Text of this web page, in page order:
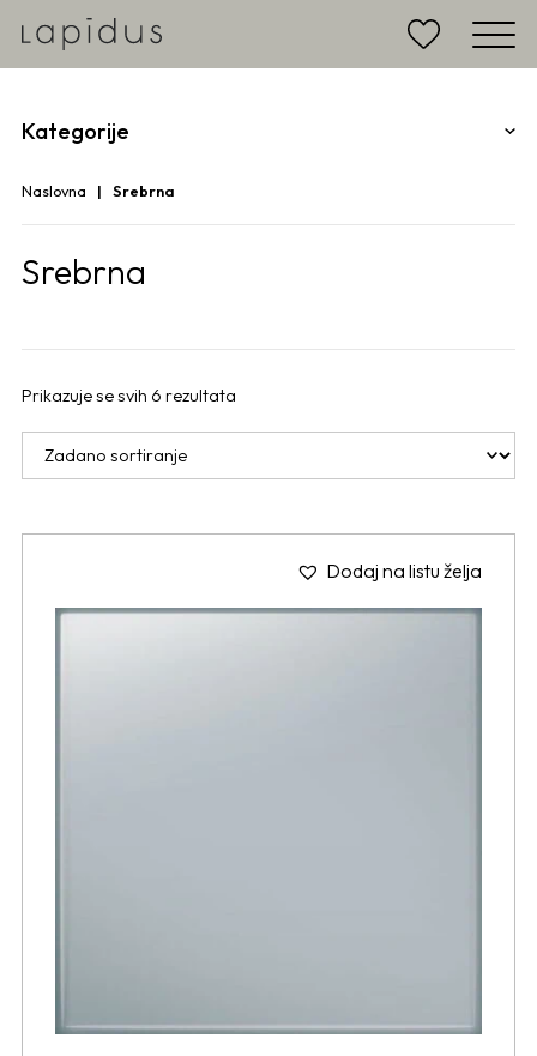
Kategorije
Naslovna Srebrna
Srebrna
Prikazuje se svih 6 rezultata
Dodaj na listu želja